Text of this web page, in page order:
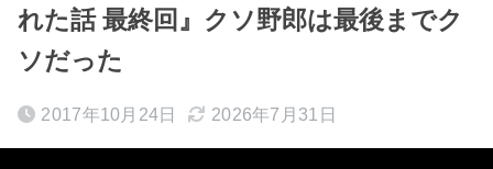
れた話 最終回』クソ野郎は最後までク
ソだった
2017年10月24日 2026年7月31日